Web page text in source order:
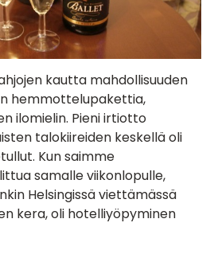
kautta mahdollisuuden
hemmottelupakettia,
ilomielin. Pieni irtiotto
talokiireiden keskellä oli
Kun saimme
samalle viikonlopulle,
Helsingissä viettämässä
kera, oli hotelliyöpyminen